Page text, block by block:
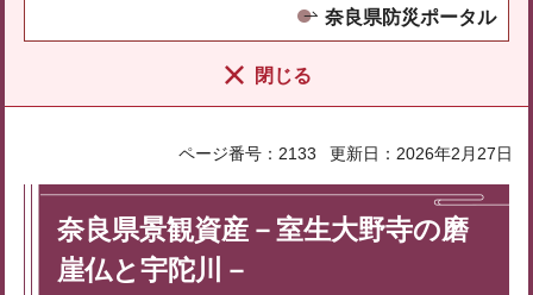
奈良県防災ポータル
閉じる
ページ番号：2133 更新日：2026年2月27日
奈良県景観資産－室生大野寺の磨
崖仏と宇陀川－